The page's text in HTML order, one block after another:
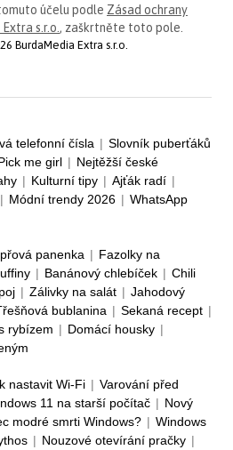
účelu podle Zásad ochrany
s.r.o. , zaškrtněte toto pole.
BurdaMedia Extra s.r.o.
telefonní čísla | Slovník puberťáků
me girl | Nejtěžší české
| Kulturní tipy | Ajťák radí |
| Módní trendy 2026 | WhatsApp
panenka | Fazolky na
| Banánový chlebíček | Chili
| Zálivky na salát | Jahodový
bublanina | Sekaná recept |
rybízem | Domácí housky |
nastavit Wi-Fi | Varování před
11 na starší počítač | Nový
modré smrti Windows? | Windows
| Nouzové otevírání pračky |